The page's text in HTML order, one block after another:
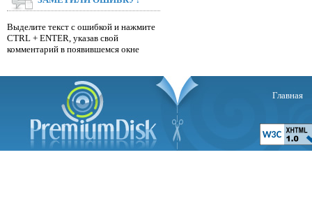
Выделите текст с ошибкой и нажмите
CTRL + ENTER, указав свой
комментарий в появившемся окне
Главная